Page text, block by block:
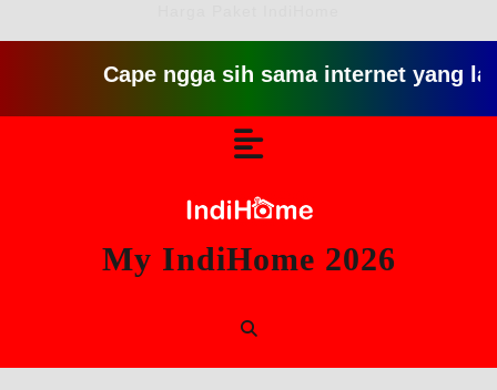
Cape ngga sih sama internet yang
My IndiHome 2026